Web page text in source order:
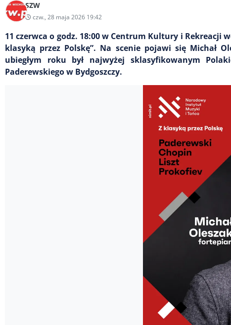
SZW
czw., 28 maja 2026 19:42
11 czerwca o godz. 18:00 w Centrum Kultury i Rekreacji
klasyką przez Polskę”. Na scenie pojawi się Michał
ubiegłym roku był najwyżej sklasyfikowanym
Paderewskiego w Bydgoszczy.